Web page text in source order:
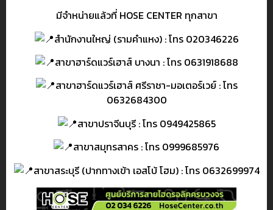
มีจำหน่ายแล้วที่ HOSE CENTER ทุกสาขา
สำนักงานใหญ่ (รามคำแหง) : โทร 020346226
สาขาฮาร์ดแวร์เฮาส์ บางนา : โทร 0631918688
สาขาฮาร์ดแวร์เฮาส์ ศรีราชา-มอเตอร์เวย์ : โทร
0632684300
สาขาปราจีนบุรี : โทร 0949425865
สาขาสมุทรสาคร : โทร 0999685976
สาขาสระบุรี (ปากทางเข้า เอสโบ้ โฮม) : โทร 0632699974